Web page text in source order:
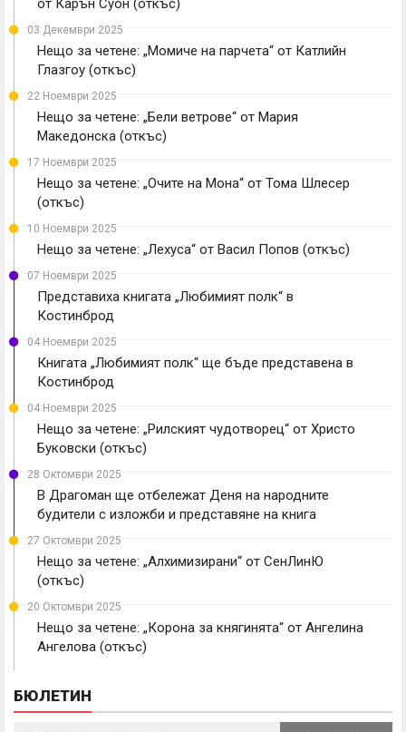
от Карън Суон (откъс)
03 Декември 2025
Нещо за четене: „Момиче на парчета“ от Катлийн
Глазгоу (откъс)
22 Ноември 2025
Нещо за четене: „Бели ветрове“ от Мария
Македонска (откъс)
17 Ноември 2025
Нещо за четене: „Очите на Мона“ от Тома Шлесер
(откъс)
10 Ноември 2025
Нещо за четене: „Лехуса“ от Васил Попов (откъс)
07 Ноември 2025
Представиха книгата „Любимият полк“ в
Костинброд
04 Ноември 2025
Книгата „Любимият полк“ ще бъде представена в
Костинброд
04 Ноември 2025
Нещо за четене: „Рилският чудотворец“ от Христо
Буковски (откъс)
28 Октомври 2025
В Драгоман ще отбележат Деня на народните
будители с изложби и представяне на книга
27 Октомври 2025
Нещо за четене: „Алхимизирани“ от СенЛинЮ
(откъс)
20 Октомври 2025
Нещо за четене: „Корона за княгинята“ от Ангелина
Ангелова (откъс)
БЮЛЕТИН